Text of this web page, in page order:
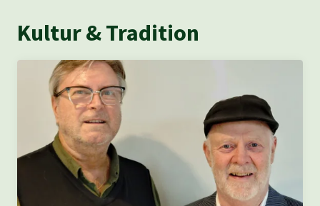
Kultur & Tradition